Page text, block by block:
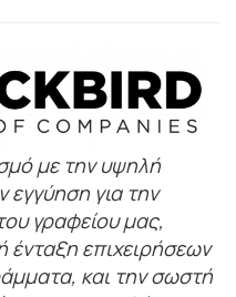
με την υψηλή
εγγύηση για την
γραφείου μας,
ένταξη επιχειρήσεων
και την σωστή